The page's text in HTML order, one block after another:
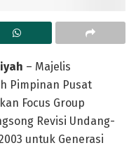
– Majelis
Pimpinan Pusat
Focus Group
Revisi Undang-
untuk Generasi